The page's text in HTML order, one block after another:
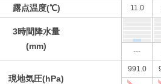
露点温度(℃) 11.0
3時間降水量
(mm)
---
現地気圧(hPa)
991.0